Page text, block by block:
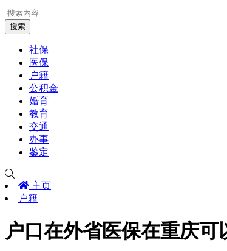
搜索
社保
医保
户籍
公积金
婚育
教育
交通
办事
鉴定
主页
户籍
户口在外省医保在重庆可